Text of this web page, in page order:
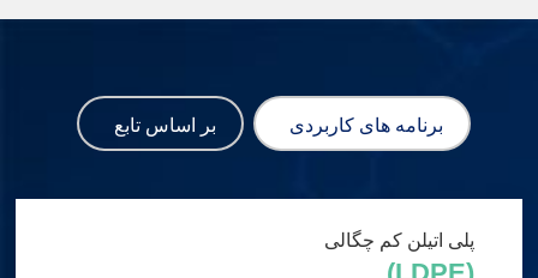
برنامه های کاربردی بر اساس تابع
پلی اتیلن کم چگالی